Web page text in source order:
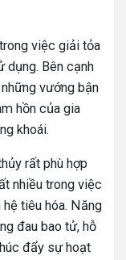
việc giải tỏa
dụng. Bên cạnh
vướng bận
hồn của gia
khoái.
rất phù hợp
nhiều trong việc
tiêu hóa. Năng
đau bao tử, hỗ
đẩy sự hoạt